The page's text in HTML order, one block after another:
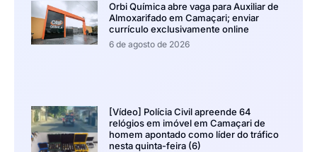
Orbi Química abre vaga para Auxiliar de
Almoxarifado em Camaçari; enviar
currículo exclusivamente online
6 de agosto de 2026
[Vídeo] Polícia Civil apreende 64
relógios em imóvel em Camaçari de
homem apontado como líder do tráfico
nesta quinta-feira (6)